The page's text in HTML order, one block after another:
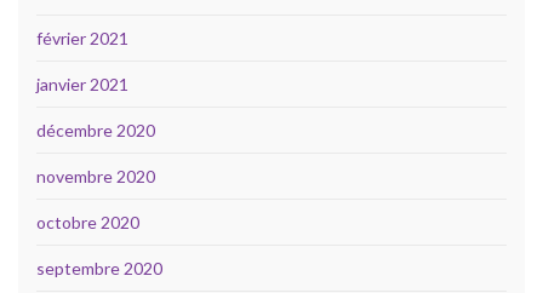
février 2021
janvier 2021
décembre 2020
novembre 2020
octobre 2020
septembre 2020